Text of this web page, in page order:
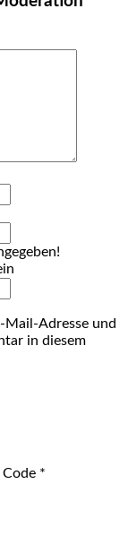
Mail-Adresse und
in diesem
Code *